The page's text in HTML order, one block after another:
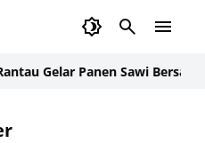
Panen Sawi Bersama Warga